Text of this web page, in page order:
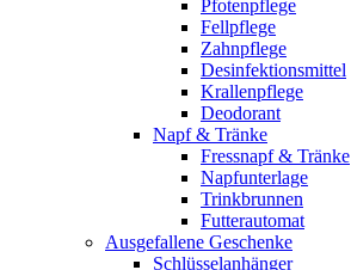
Pfotenpflege
Fellpflege
Zahnpflege
Desinfektionsmittel
Krallenpflege
Deodorant
Napf & Tränke
Fressnapf & Tränke
Napfunterlage
Trinkbrunnen
Futterautomat
Ausgefallene Geschenke
Schlüsselanhänger